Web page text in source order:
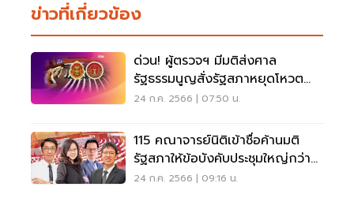
ข่าวที่เกี่ยวข้อง
ด่วน! ผู้ตรวจฯ มีมติส่งศาล
รัฐธรรมนูญสั่งรัฐสภาหยุดโหวต
เลือกนายกฯ ไว้ก่อน
24 ก.ค. 2566 | 07:50 น.
115 คณาจารย์นิติเข้าชื่อค้านมติ
รัฐสภาให้ข้อบังคับประชุมใหญ่กว่า
รธน.
24 ก.ค. 2566 | 09:16 น.